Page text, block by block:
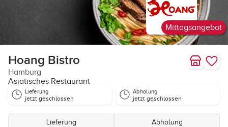
Mittagsangebot
Hoang Bistro
Hamburg
Asiatisches Restaurant
Lieferung
jetzt geschlossen
Abholung
jetzt geschlossen
Lieferung Abholung